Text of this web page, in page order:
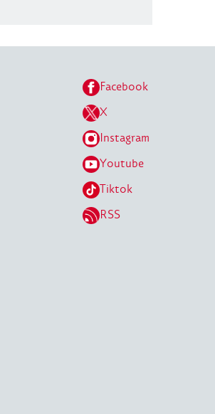
Facebook
X
Instagram
Youtube
Tiktok
RSS